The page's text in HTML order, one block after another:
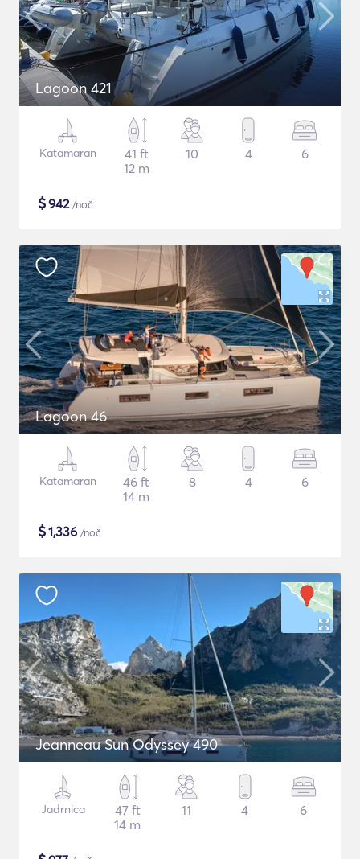
Lagoon 421
Katamaran
41 ft
12 m
10 4 6
$942/noč
Lagoon 46
Katamaran
46 ft
14 m
8 4 6
$1,336 /noč
Jeanneau Sun Odyssey 490
Jadrnica
47 ft
14 m
11 4 6